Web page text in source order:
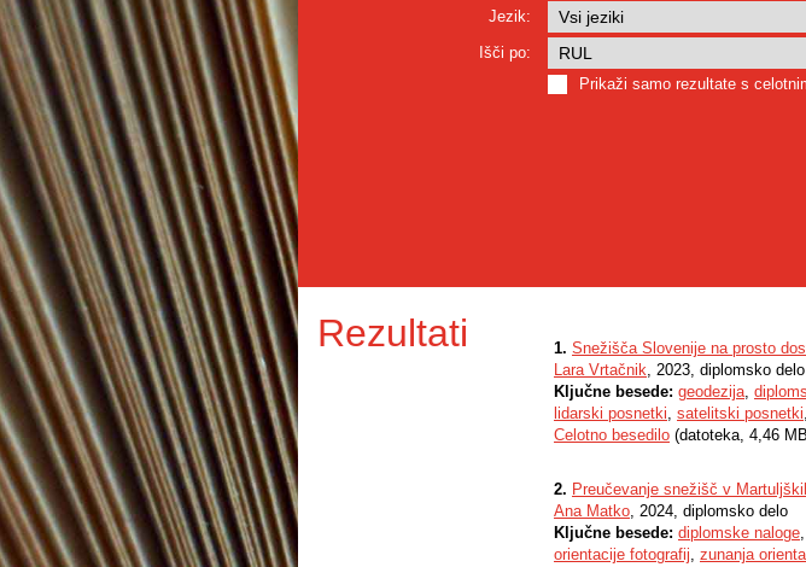
Jezik:
Išči po:
Prikaži samo rezultate s
Rezultati
1. Snežišča Slovenije na prosto
Lara Vrtačnik, 2023, diplomsko delo
Ključne besede: geodezija,
lidarski posnetki, satelitski posnetki,
Celotno besedilo (datoteka, 4,46
2. Preučevanje snežišč v
Ana Matko, 2024, diplomsko delo
Ključne besede: diplomske naloge,
orientacije fotografij, zunanja